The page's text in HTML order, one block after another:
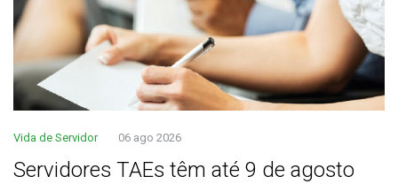
Vida de Servidor 06 ago 2026
Servidores TAEs têm até 9 de agosto